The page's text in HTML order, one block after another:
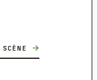
→